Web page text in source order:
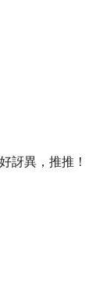
訝異，推推！